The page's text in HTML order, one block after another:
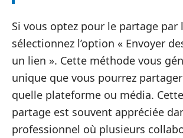
Si vous optez pour le partage par
sélectionnez l’option « Envoyer
un lien ». Cette méthode vous
unique que vous pourrez
quelle plateforme ou média.
partage est souvent appréciée
professionnel où plusieurs